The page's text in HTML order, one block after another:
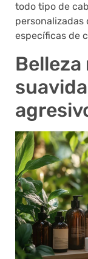
todo tipo de
personalizadas
específicas de